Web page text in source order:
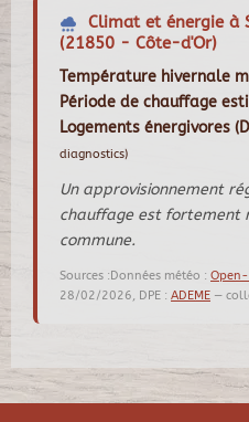
Climat et énergie à
(21850 - Côte-d'Or)
Température hivernale
Période de chauffage
Logements énergivores
diagnostics)
Un approvisionnement
chauffage est fortement
commune.
Sources :Données météo :
28/02/2026, DPE : ADEME —